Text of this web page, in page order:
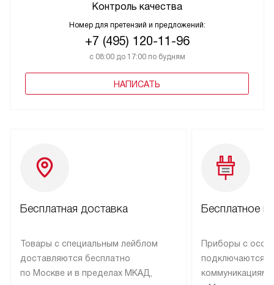
Контроль качества
Номер для претензий и предложений:
+7 (495) 120-11-96
с 08:00 до 17:00 по будням
НАПИСАТЬ
Бесплатная доставка
Товары с специальным лейблом
доставляются бесплатно
по Москве и в пределах МКАД,
Бесплатное
Приборы с
подключаются к
коммуникациям